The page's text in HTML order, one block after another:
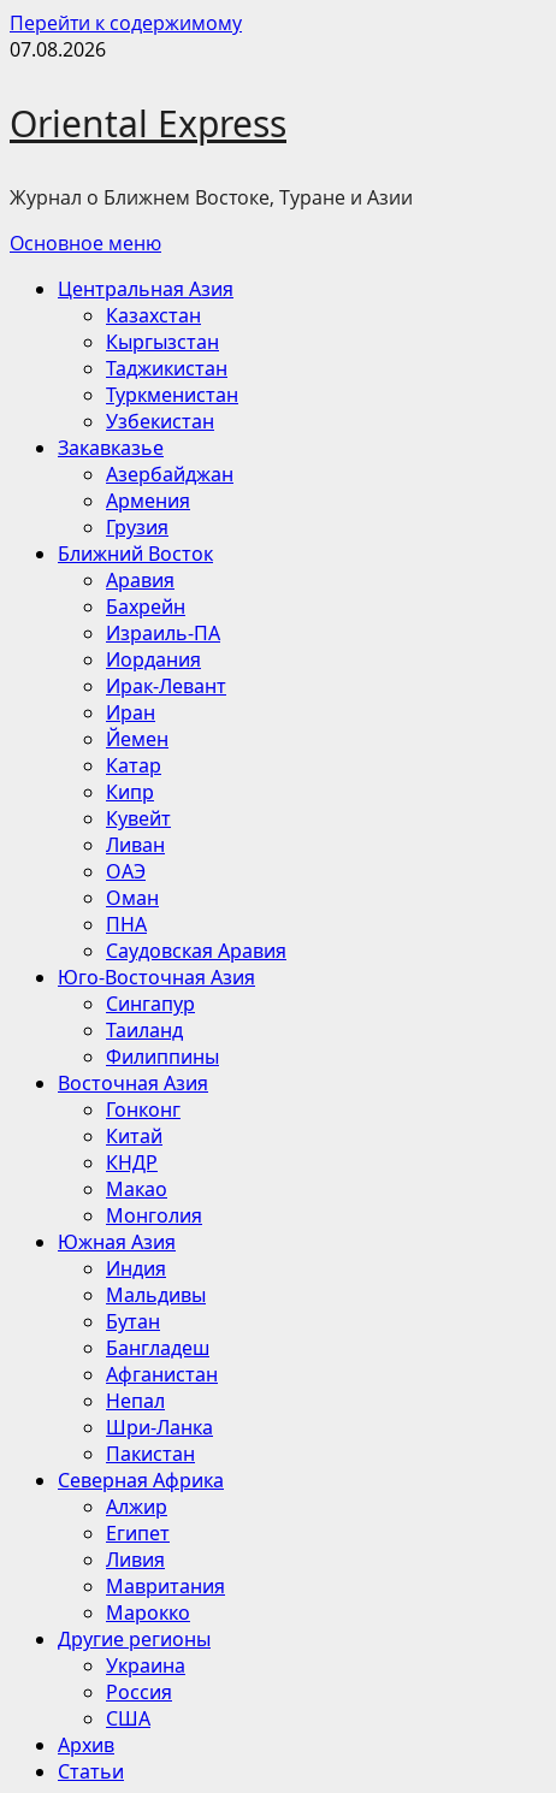
Перейти к содержимому
07.08.2026
Oriental Express
Журнал о Ближнем Востоке, Туране и Азии
Основное меню
Центральная Азия
Казахстан
Кыргызстан
Таджикистан
Туркменистан
Узбекистан
Закавказье
Азербайджан
Армения
Грузия
Ближний Восток
Аравия
Бахрейн
Израиль-ПА
Иордания
Ирак-Левант
Иран
Йемен
Катар
Кипр
Кувейт
Ливан
ОАЭ
Оман
ПНА
Саудовская Аравия
Юго-Восточная Азия
Сингапур
Таиланд
Филиппины
Восточная Азия
Гонконг
Китай
КНДР
Макао
Монголия
Южная Азия
Индия
Мальдивы
Бутан
Бангладеш
Афганистан
Непал
Шри-Ланка
Пакистан
Северная Африка
Алжир
Египет
Ливия
Мавритания
Марокко
Другие регионы
Украина
Россия
США
Архив
Статьи